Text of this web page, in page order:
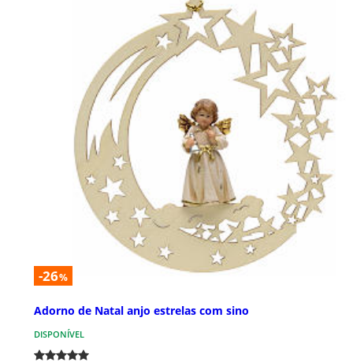
-26%
Adorno de Natal anjo estrelas com sino
DISPONÍVEL